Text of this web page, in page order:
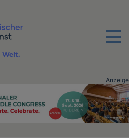
Menu
Welt.
Anzeige